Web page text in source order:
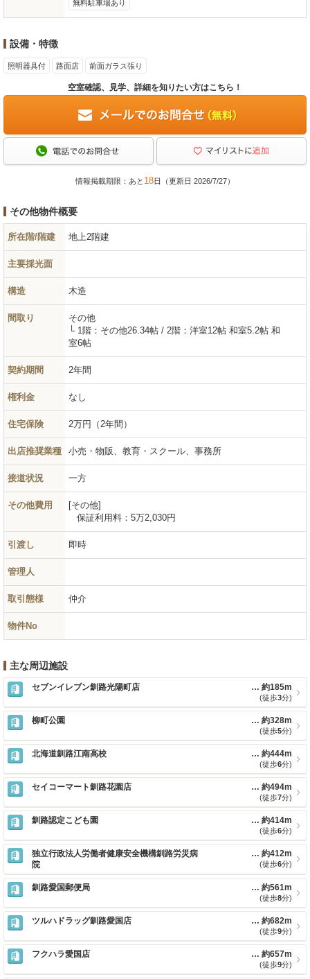
無料駐車場あり
設備・特徴
照明器具付 路面店 前面ガラス張り
空室確認、見学、詳細を知りたい方はこちら！
情報掲載期限：あと 18日（更新日 2026/7/27）
その他物件概要
所在階/階建 地上2階建
主要採光面
構造 木造
間取り
その他
└ 1階：その他26.34帖 / 2階：洋室12帖 和室5.2帖 和
室6帖
契約期間 2年間
権利金 なし
住宅保険 2万円（2年間）
出店推奨業種 小売・物販、教育・スクール、事務所
接道状況 一方
その他費用
その他
保証利用料： 5万2,030円
引渡し 即時
管理人
取引態様 仲介
物件No
主な周辺施設
セブンイレブン釧路光陽町店 約185m
(徒歩3分)
柳町公園 約328m
(徒歩5分)
北海道釧路江南高校 約444m
(徒歩6分)
セイコーマート釧路花園店 約494m
(徒歩7分)
釧路認定こども園 約414m
(徒歩6分)
独立行政法人労働者健康安全機構釧路労災病
院
約412m
(徒歩6分)
釧路愛国郵便局 約561m
(徒歩8分)
ツルハドラッグ釧路愛国店 約682m
(徒歩9分)
フクハラ愛国店 約657m
(徒歩9分)